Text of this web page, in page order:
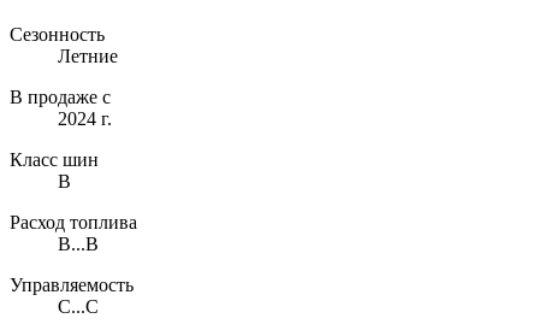
Сезонность
Летние
В продаже с
2024 г.
Класс шин
B
Расход топлива
B...B
Управляемость
C...C